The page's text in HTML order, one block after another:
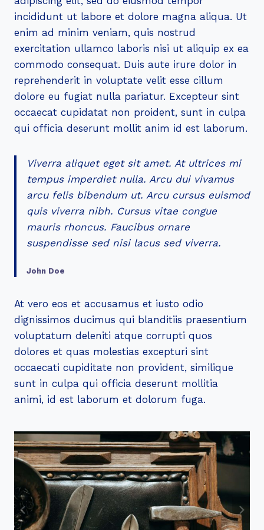
incididunt ut labore et dolore magna aliqua. Ut
enim ad minim veniam, quis nostrud
exercitation ullamco laboris nisi ut aliquip ex ea
commodo consequat. Duis aute irure dolor in
reprehenderit in voluptate velit esse cillum
dolore eu fugiat nulla pariatur. Excepteur sint
occaecat cupidatat non proident, sunt in culpa
qui officia deserunt mollit anim id est laborum.
Viverra aliquet eget sit amet. At ultrices mi
tempus imperdiet nulla. Arcu dui vivamus
arcu felis bibendum ut. Arcu cursus euismod
quis viverra nibh. Cursus vitae congue
mauris rhoncus. Faucibus ornare
suspendisse sed nisi lacus sed viverra.
John Doe
At vero eos et accusamus et iusto odio
dignissimos ducimus qui blanditiis praesentium
voluptatum deleniti atque corrupti quos
dolores et quas molestias excepturi sint
occaecati cupiditate non provident, similique
sunt in culpa qui officia deserunt mollitia
animi, id est laborum et dolorum fuga.